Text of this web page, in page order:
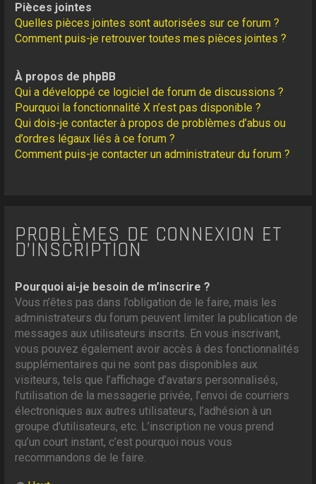
Pièces jointes
Quelles pièces jointes sont autorisées sur ce forum ?
Comment puis-je retrouver toutes mes pièces jointes ?
À propos de phpBB
Qui a développé ce logiciel de forum de discussions ?
Pourquoi la fonctionnalité X n’est pas disponible ?
Qui dois-je contacter à propos de problèmes d’abus ou
d’ordres légaux liés à ce forum ?
Comment puis-je contacter un administrateur du forum ?
PROBLÈMES DE CONNEXION ET
D’INSCRIPTION
Pourquoi ai-je besoin de m’inscrire ?
Vous n’êtes pas dans l’obligation de le faire, mais les
administrateurs du forum peuvent limiter la publication de
messages aux utilisateurs inscrits. En vous inscrivant,
vous pouvez également avoir accès à des fonctionnalités
supplémentaires qui ne sont pas disponibles aux
visiteurs, tels que l’affichage d’avatars personnalisés,
l’utilisation de la messagerie privée, l’envoi de courriers
électroniques aux autres utilisateurs, l’adhésion à un
groupe d’utilisateurs, etc. L’inscription ne vous prend
qu’un court instant, c’est pourquoi nous vous
recommandons de le faire.